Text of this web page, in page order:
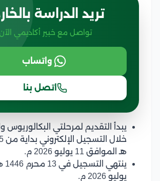
تريد الدراسة
تواصل مع خبير أكاديمي
واتساب
اتصل بنا
يبدأ التقديم لمرحلتي البكالوريوس
هـ الموافق 11 يوليو 2026 م.
يوليو 2026 م.